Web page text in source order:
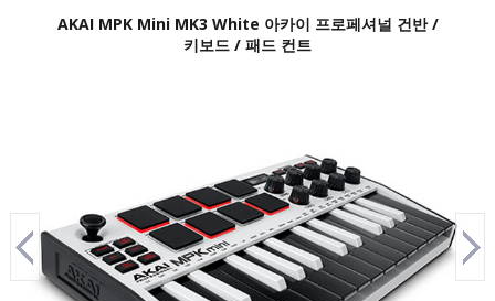
AKAI MPK Mini MK3 White 아카이 프로페셔널 건반 /
키보드 / 패드 컨트